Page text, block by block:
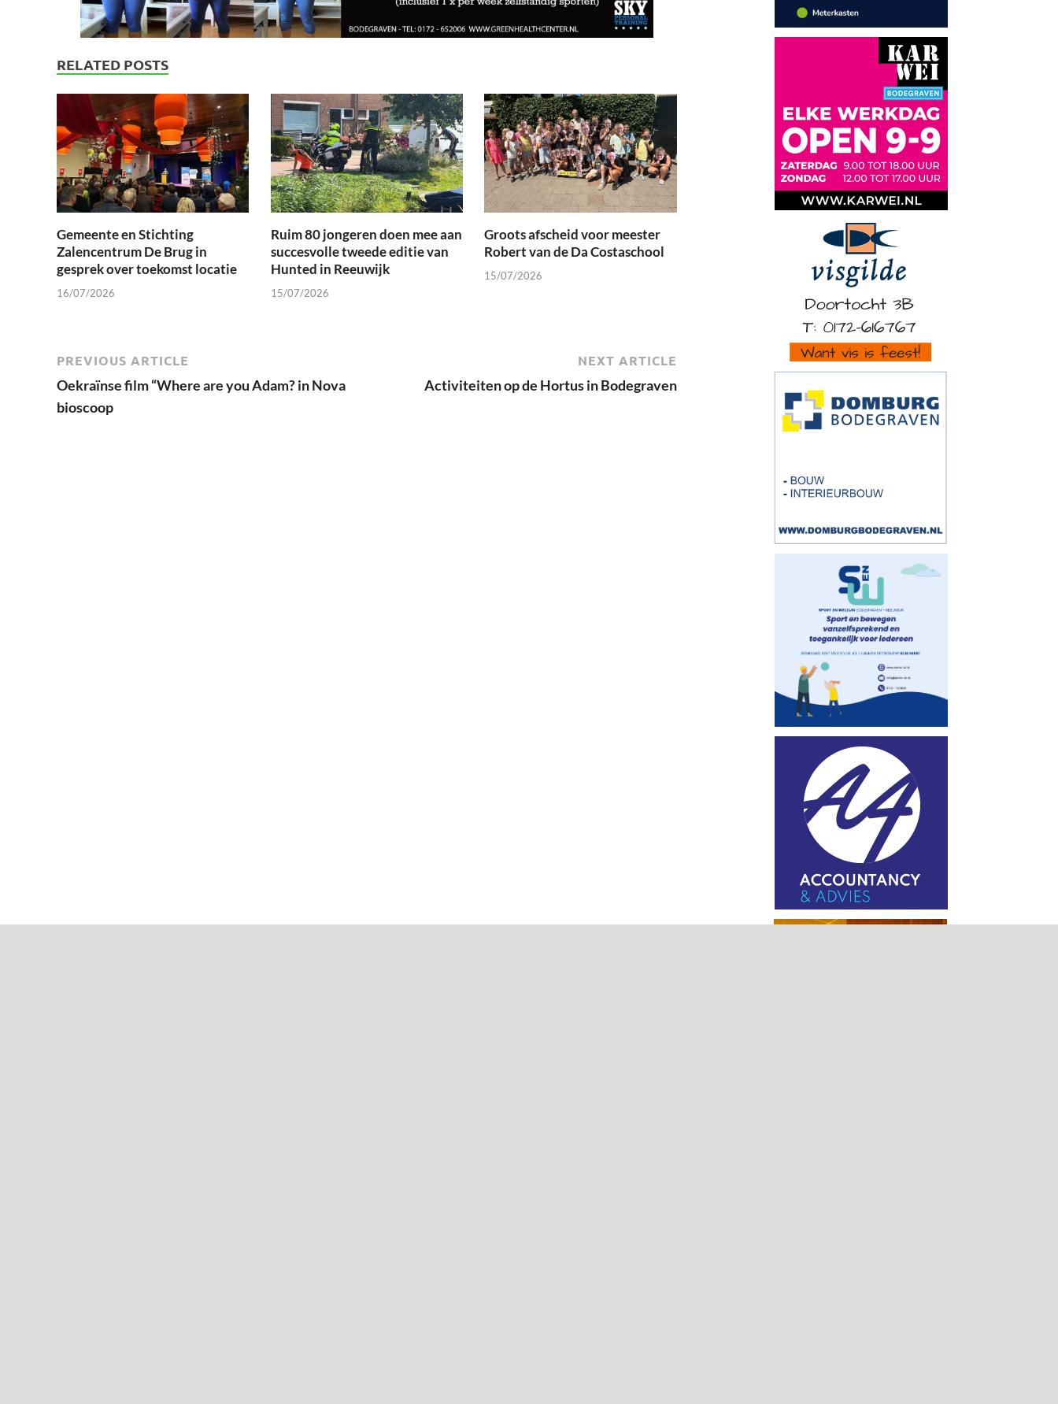
RELATED POSTS
Gemeente en Stichting
Zalencentrum De Brug in
gesprek over toekomst locatie
16/07/2026
Ruim 80 jongeren doen mee aan
succesvolle tweede editie van
Hunted in Reeuwijk
15/07/2026
Groots afscheid voor meester
Robert van de Da Costaschool
15/07/2026
PREVIOUS ARTICLE
Oekraïnse film “Where are you Adam? in Nova
bioscoop
NEXT ARTICLE
Activiteiten op de Hortus in Bodegraven